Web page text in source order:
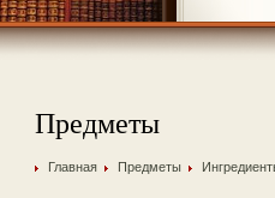
Предметы
Главная Предметы